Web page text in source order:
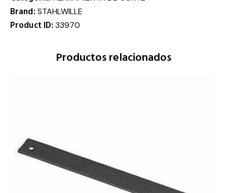
Brand: STAHLWILLE
Product ID:33970
Productos relacionados